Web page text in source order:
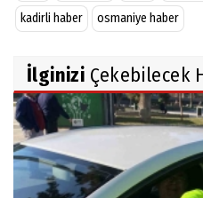
kadirli haber
osmaniye haber
İlginizi Çekebilecek